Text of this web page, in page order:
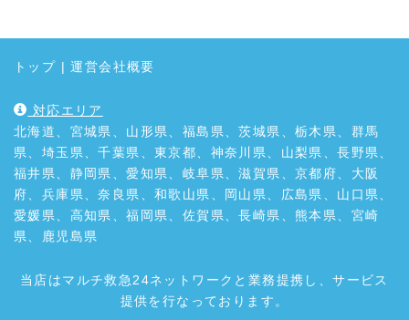
トップ |運営会社概要
対応エリア
北海道、宮城県、山形県、福島県、茨城県、栃木県、群馬
県、埼玉県、千葉県、東京都、神奈川県、山梨県、長野県、
福井県、静岡県、愛知県、岐阜県、滋賀県、京都府、大阪
府、兵庫県、奈良県、和歌山県、岡山県、広島県、山口県、
愛媛県、高知県、福岡県、佐賀県、長崎県、熊本県、宮崎
県、鹿児島県
当店はマルチ救急24ネットワークと業務提携し、サービス
提供を行なっております。